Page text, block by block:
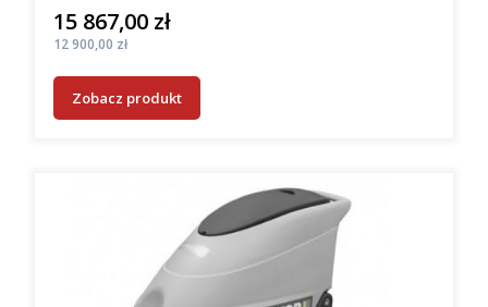
Cena
15 867,00 zł
Cena
12 900,00 zł
Zobacz produkt